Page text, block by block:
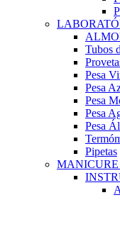
Tubos
Pesa
Pesa
Pesa
Pesa
Pesa
Pipetas
MANICURE